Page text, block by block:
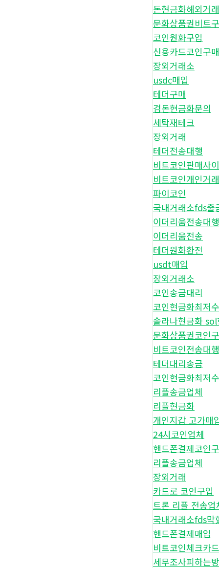
돈현금화해외거
문화상품권비트
코인원화구입
신용카드코인구
장외거래소
usdc매입
테더구매
검돈현금화문의
세탁재테크
장외거래
테더전송대행
비트코인판매사
비트코인개인거래
파이코인
국내거래소fds출
이더리움전송대행
이더리움전송
테더원화환전
usdt매입
장외거래소
코인송금대리
코인현금화최저
솔라나현금화
문화상품권코인
비트코인전송대행
테더대리송금
코인현금화최저
리플송금업체
리플현금화
개인지갑 고가매
24시코인업체
핸드폰결제코인
리플송금업체
장외거래
카드로 코인구입
트론 리플 전송업
국내거래소fds막
핸드폰결제매입
비트코인체크카드
세무조사피하는